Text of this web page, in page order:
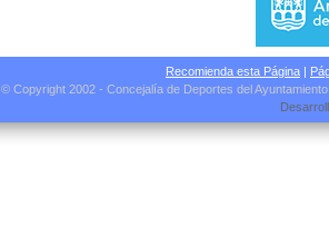
Recomienda esta Página |
© Copyright 2002 - Concejalía de Deportes del